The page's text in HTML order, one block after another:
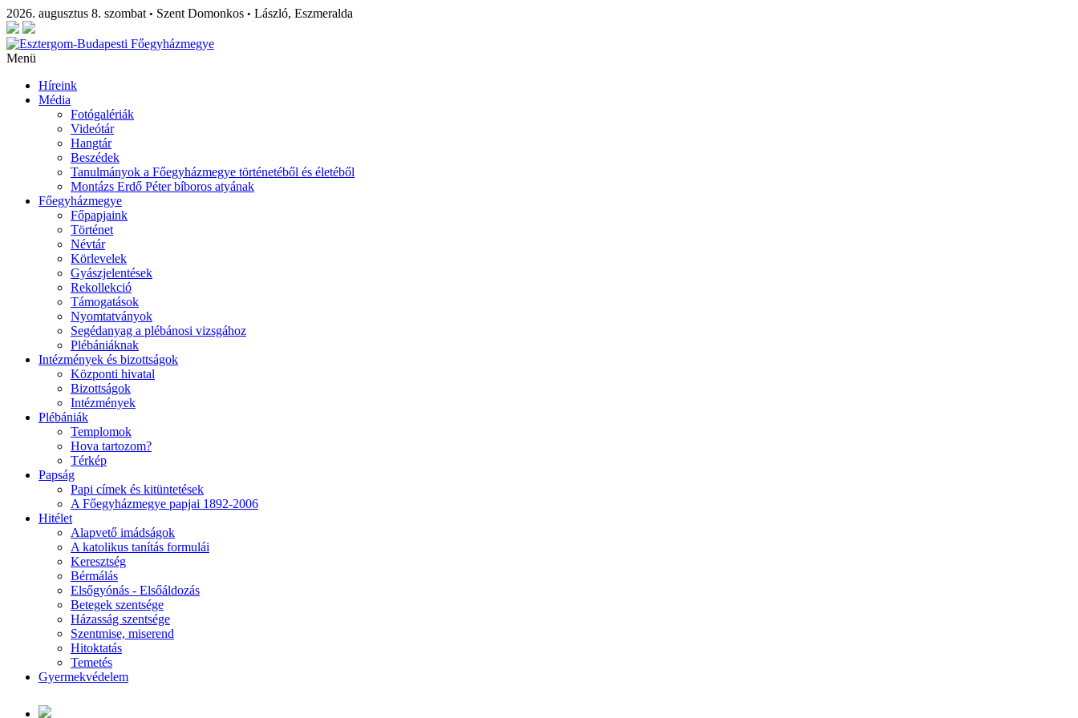
2026. augusztus 8. szombat • Szent Domonkos • László, Eszmeralda
Menü
Híreink
Média
Fotógalériák
Videótár
Hangtár
Beszédek
Tanulmányok a Főegyházmegye történetéből és életéből
Montázs Erdő Péter bíboros atyának
Főegyházmegye
Főpapjaink
Történet
Névtár
Körlevelek
Gyászjelentések
Rekollekció
Támogatások
Nyomtatványok
Segédanyag a plébánosi vizsgához
Plébániáknak
Intézmények és bizottságok
Központi hivatal
Bizottságok
Intézmények
Plébániák
Templomok
Hova tartozom?
Térkép
Papság
Papi címek és kitüntetések
A Főegyházmegye papjai 1892-2006
Hitélet
Alapvető imádságok
A katolikus tanítás formulái
Keresztség
Bérmálás
Elsőgyónás - Elsőáldozás
Betegek szentsége
Házasság szentsége
Szentmise, miserend
Hitoktatás
Temetés
Gyermekvédelem